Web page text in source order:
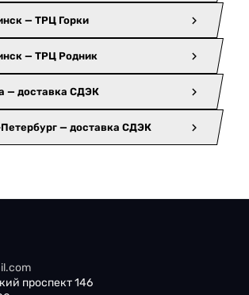
— ТРЦ Горки
— ТРЦ Родник
— доставка СДЭК
— доставка СДЭК
проспект 146